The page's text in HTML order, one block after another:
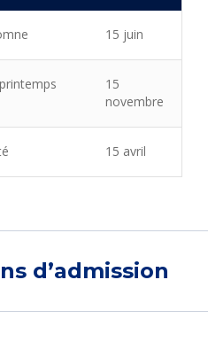
15 juin
15
novembre
15 avril
d’admission